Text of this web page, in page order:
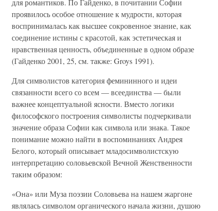
для романтиков. По Гайденко, в почитании Софии
проявилось особое отношение к мудрости, которая
воспринималась как высшее сокровенное знание, как
соединение истины с красотой, как эстетическая и
нравственная ценность, объединенные в одном образе
(Гайденко 2001, 25, см. также: Groys 1991).
Для символистов категория фемининного и идеи
связанности всего со всем — всеединства — были
важнее концептуальной ясности. Вместо логики
философского построения символисты подчеркивали
значение образа Софии как символа или знака. Такое
понимание можно найти в воспоминаниях Андрея
Белого, который описывает младосимволистскую
интерпретацию соловьевской Вечной Женственности
таким образом:
«Она» или Муза поэзии Соловьева на нашем жаргоне
являлась символом органического начала жизни, душою